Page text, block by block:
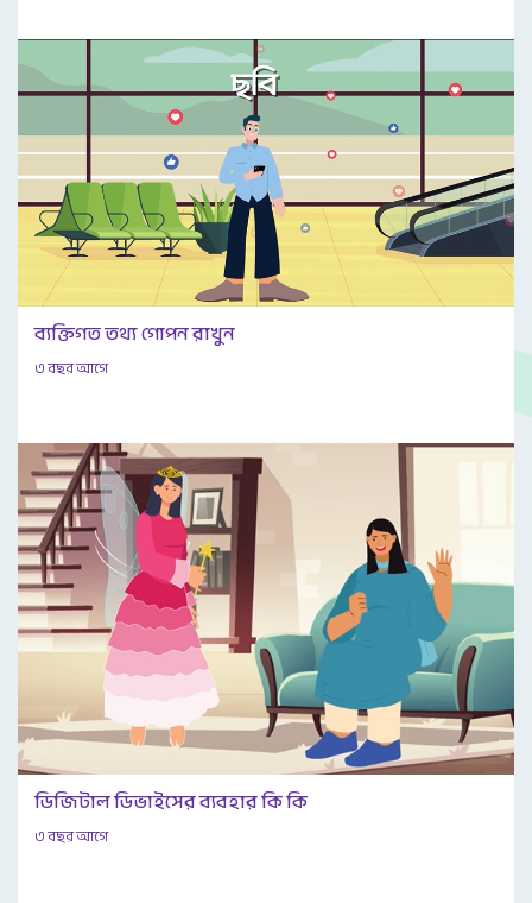
ব্যক্তিগত তথ্য গোপন রাখুন
৩ বছর আগে
ডিজিটাল ডিভাইসের ব্যবহার কি কি
৩ বছর আগে